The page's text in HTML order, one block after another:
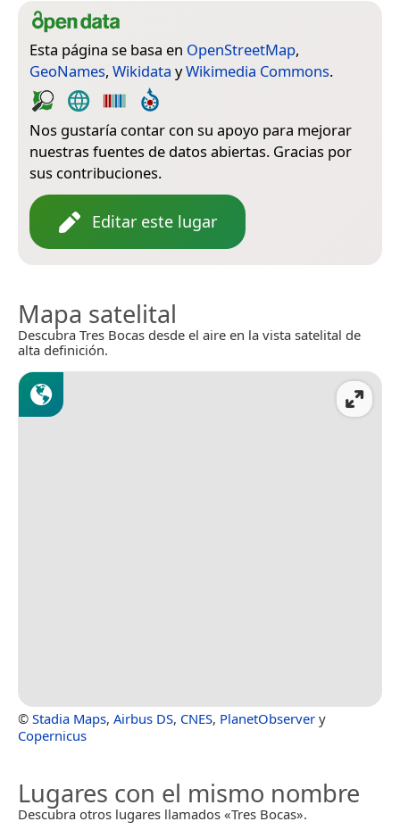
Esta página se basa en OpenStreetMap,
GeoNames, Wikidata yWikimedia Commons.
Nos gustaría contar con su apoyo para mejorar
nuestras fuentes de datos abiertas. Gracias por
sus contribuciones.
Editar este lugar
Mapa satelital
Descubra Tres Bocas desde el aire en la vista satelital de
alta definición.
© Stadia Maps, Airbus DS, CNES, PlanetObserver y
Copernicus
Lugares con el mismo nombre
Descubra otros lugares llamados «Tres Bocas».